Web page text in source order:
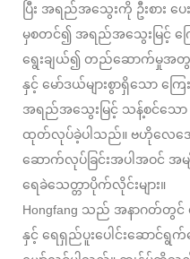
ပြီး အရည်အသွေးကို ဦးစား ပေး
မှစတင်၍ အရည်အသွေးမြင့် ကြ
ရွေးချယ်၍ တည်ဆောက်မှုအ
နှင့် မော်ဒယ်များစွာရှိသော ကြ
အရည်အသွေးမြင့် သန့်စင်သော က
ထုတ်လုပ်ခဲ့ပါသည်။ ဗဟိုလေအေး
ဆောက်လုပ်ခြင်းအပါအဝင် အမ
ရေခဲသေတ္တာပိုက်လိုင်းများ။
Hongfang သည် အနာဂတ်တွ
နှင့် ရေရှည်ပူးပေါင်းဆောင်